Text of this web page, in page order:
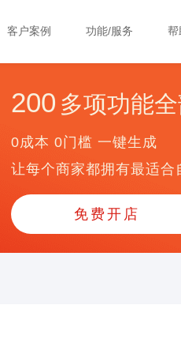
客户案例 功能/服务 帮
200 多项功能
0成本 0门槛 一键生成
让每个商家都拥有最适合
免费开店